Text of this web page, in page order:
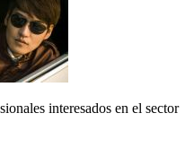
interesados en el sector